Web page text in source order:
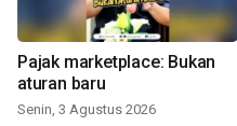
Pajak marketplace: Bukan
aturan baru
Senin, 3 Agustus 2026